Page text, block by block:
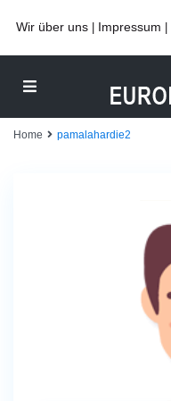
Wir über uns Impressum
Home pamalahardie2